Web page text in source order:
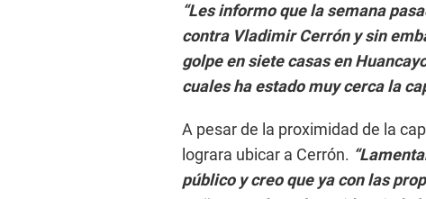
“Les informo que la semana
contra Vladimir Cerrón y sin
golpe en siete casas en
cuales ha estado muy cerca la
A pesar de la proximidad de la
lograra ubicar a Cerrón. “
público y creo que ya con las